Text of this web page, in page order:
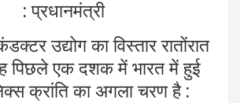
: प्रधानमंत्री
उद्योग का विस्तार रातोंरात
पिछले एक दशक में भारत में हुई
क्रांति का अगला चरण है :